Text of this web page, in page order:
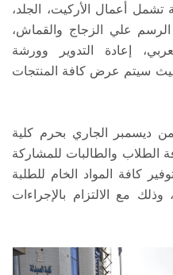
أعمال الأركيت، الجلد،
الرسم علي الزجاج والقماش،
إعادة التدوير وورشة
حيث سيتم عرض كافة المنتجات
ديسمبر الجاري بحرم كلية
والطالبات للمشاركة
كافة المواد الخام للطلبة
وذلك مع الالتزام بالإجراءات